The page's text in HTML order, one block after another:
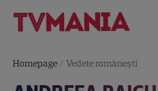
Homepage /Vedete româneşti